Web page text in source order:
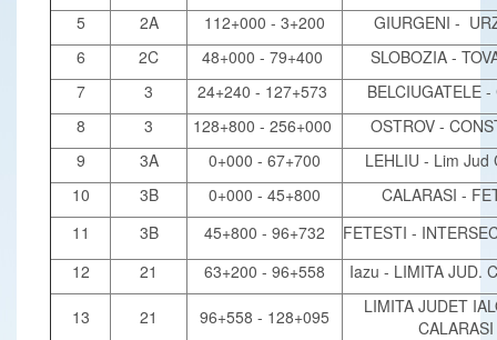
5
2A 112+000 - 3+200
GIURGENI -
6
2C 48+000 - 79+400
SLOBOZIA -
7
3 24+240 - 127+573
BELCIUGATELE
8
3 128+800 - 256+000
OSTROV -
9
3A 0+000 - 67+700
LEHLIU - Lim Jud
10
3B 0+000 - 45+800
CALARASI -
11
3B 45+800 - 96+732
FETESTI -
12
21 63+200 - 96+558 Iazu - LIMITA JUD.
13 21 96+558 - 128+095
LIMITA JUDET
CALARASI